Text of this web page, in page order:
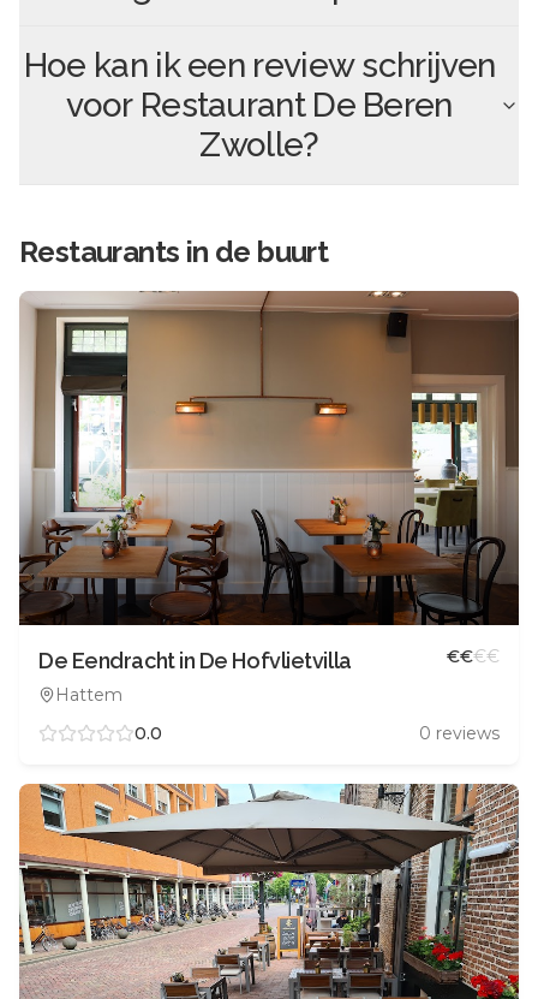
Hoe kan ik een review schrijven
voor Restaurant De Beren
Zwolle?
Restaurants in de buurt
De Eendracht in De Hofvlietvilla
Hattem
€€€€
0.0 0 reviews